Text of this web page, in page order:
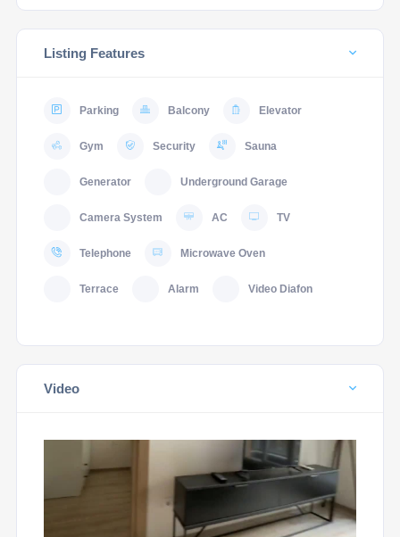
Listing Features
Parking Balcony Elevator
Gym Security Sauna
Generator Underground Garage
Camera System AC TV
Telephone Microwave Oven
Terrace Alarm Video Diafon
Video